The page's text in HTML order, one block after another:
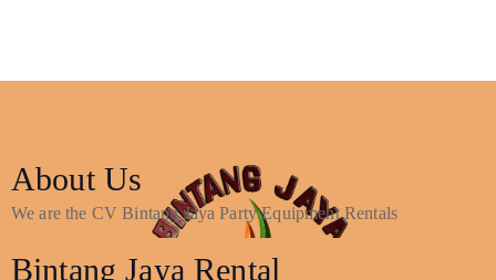
About Us
We are the CV Bintang Jaya Party Equipment Rentals
Bintang Jaya Rental